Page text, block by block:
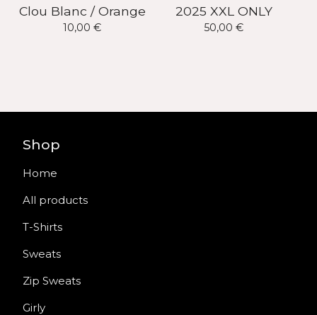
Clou Blanc / Orange
10,00 €
2025 XXL ONLY
50,00 €
Shop
Home
All products
T-Shirts
Sweats
Zip Sweats
Girly